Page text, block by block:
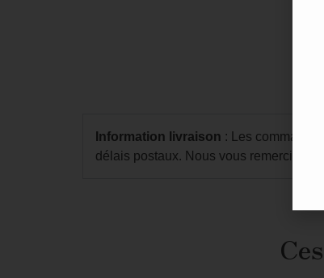
Information livraison : Les
délais postaux. Nous vous remercions